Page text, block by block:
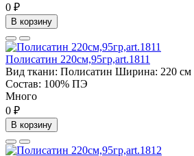
0 ₽
В корзину
Полисатин 220см,95гр,art.1811
Вид ткани: Полисатин Ширина: 220 см
Состав: 100% ПЭ
Много
0 ₽
В корзину